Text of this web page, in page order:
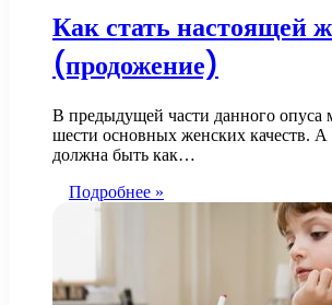
Как стать настоящей
(продожение)
В предыдущей части данного опуса
шести основных женских качеств. А
должна быть как…
Подробнее »